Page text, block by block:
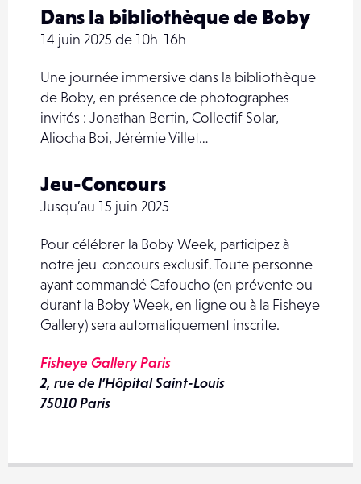
Dans la bibliothèque de Boby
14 juin 2025 de 10h-16h
Une journée immersive dans la bibliothèque
de Boby, en présence de photographes
invités : Jonathan Bertin, Collectif Solar,
Aliocha Boi, Jérémie Villet…
Jeu-Concours
Jusqu’au 15 juin 2025
Pour célébrer la Boby Week, participez à
notre jeu-concours exclusif. Toute personne
ayant commandé Cafoucho (en prévente ou
durant la Boby Week, en ligne ou à la Fisheye
Gallery) sera automatiquement inscrite.
Fisheye Gallery Paris
2, rue de l’Hôpital Saint-Louis
75010 Paris